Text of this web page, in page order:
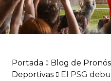
Portada
Blog de
Deportivas
El PSG